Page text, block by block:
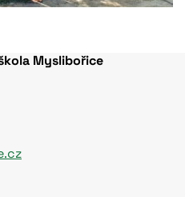
Myslibořice